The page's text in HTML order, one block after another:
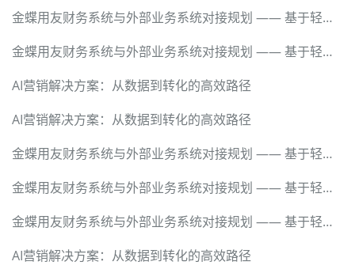
金蝶用友财务系统与外部业务系统对接规划 —— 基于轻易云数据集成平台的技术实现
金蝶用友财务系统与外部业务系统对接规划 —— 基于轻易云数据集成平台的技术实现
AI营销解决方案：从数据到转化的高效路径
AI营销解决方案：从数据到转化的高效路径
金蝶用友财务系统与外部业务系统对接规划 —— 基于轻易云数据集成平台的技术实现
金蝶用友财务系统与外部业务系统对接规划 —— 基于轻易云数据集成平台的技术实现
金蝶用友财务系统与外部业务系统对接规划 —— 基于轻易云数据集成平台的技术实现
AI营销解决方案：从数据到转化的高效路径